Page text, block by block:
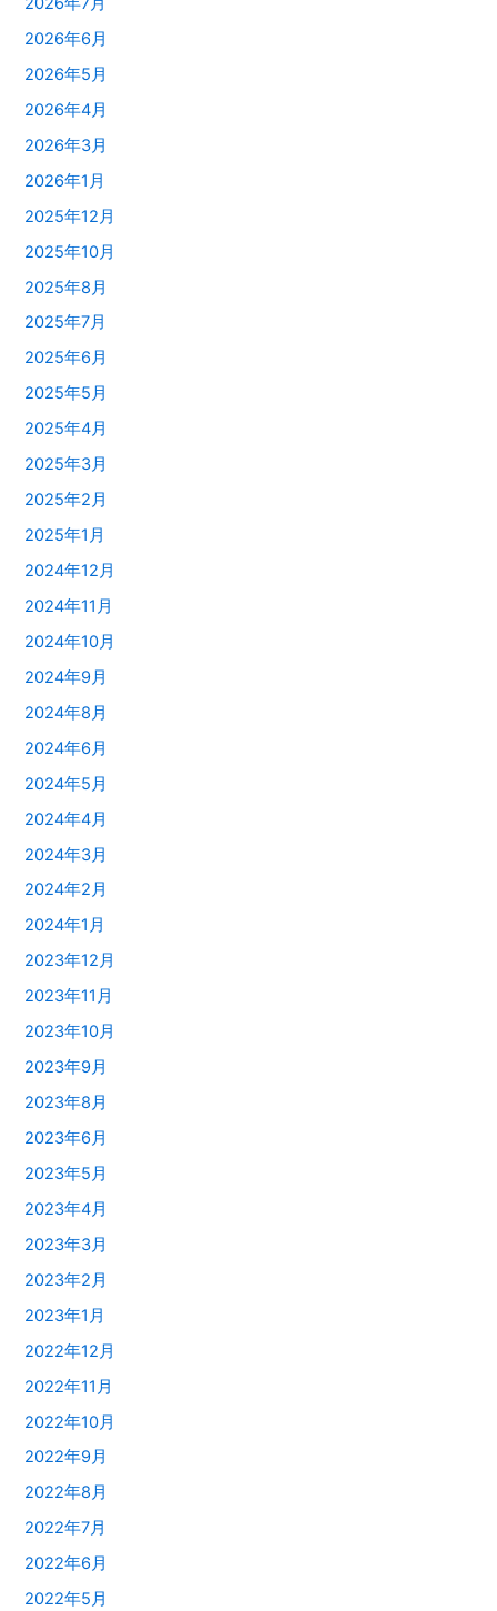
2026年6月
2026年5月
2026年4月
2026年3月
2026年1月
2025年12月
2025年10月
2025年8月
2025年7月
2025年6月
2025年5月
2025年4月
2025年3月
2025年2月
2025年1月
2024年12月
2024年11月
2024年10月
2024年9月
2024年8月
2024年6月
2024年5月
2024年4月
2024年3月
2024年2月
2024年1月
2023年12月
2023年11月
2023年10月
2023年9月
2023年8月
2023年6月
2023年5月
2023年4月
2023年3月
2023年2月
2023年1月
2022年12月
2022年11月
2022年10月
2022年9月
2022年8月
2022年7月
2022年6月
2022年5月